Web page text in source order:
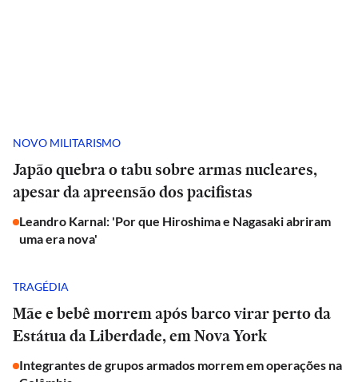
NOVO MILITARISMO
Japão quebra o tabu sobre armas nucleares,
apesar da apreensão dos pacifistas
Leandro Karnal: 'Por que Hiroshima e Nagasaki abriram
uma era nova'
TRAGÉDIA
Mãe e bebê morrem após barco virar perto da
Estátua da Liberdade, em Nova York
Integrantes de grupos armados morrem em operações na